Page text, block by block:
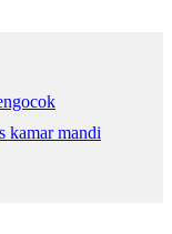
kamar mandi